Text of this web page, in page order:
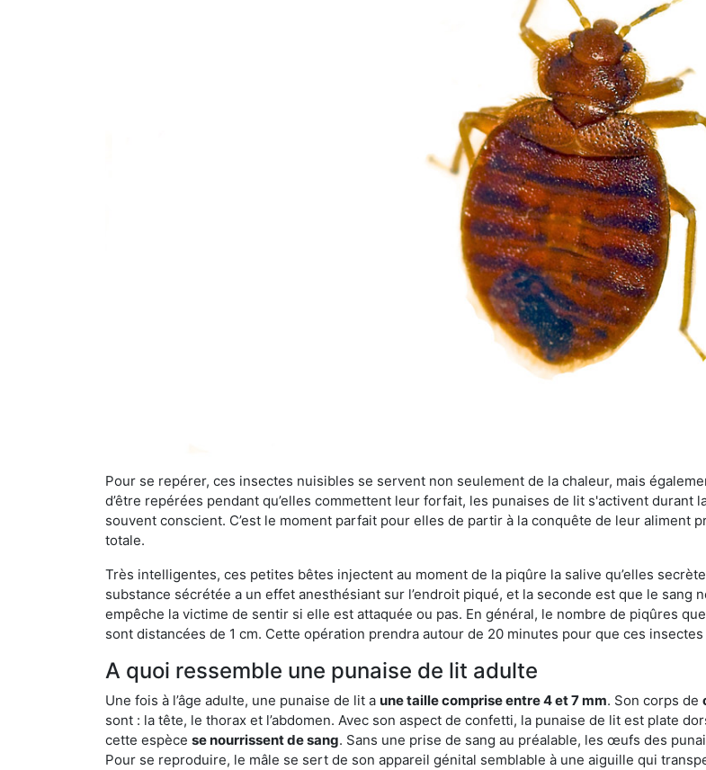
Pour se repérer, ces insectes nuisibles se servent non seulement de la chaleur, mais
d’être repérées pendant qu’elles commettent leur forfait, les punaises de lit s'activent durant
souvent conscient. C’est le moment parfait pour elles de partir à la conquête de leur aliment
totale.
Très intelligentes, ces petites bêtes injectent au moment de la piqûre la salive qu’elles
substance sécrétée a un effet anesthésiant sur l’endroit piqué, et la seconde est que le sang
empêche la victime de sentir si elle est attaquée ou pas. En général, le nombre de piqûres
sont distancées de 1 cm. Cette opération prendra autour de 20 minutes pour que ces
A quoi ressemble une punaise de lit adulte
Une fois à l’âge adulte, une punaise de lit a une taille comprise entre 4 et 7 mm. Son corps de
sont : la tête, le thorax et l’abdomen. Avec son aspect de confetti, la punaise de lit est plate
cette espèce se nourrissent de sang. Sans une prise de sang au préalable, les œufs des
Pour se reproduire, le mâle se sert de son appareil génital semblable à une aiguille qui